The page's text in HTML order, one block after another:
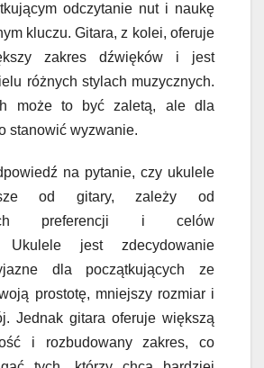
odczytanie nut i naukę
kluczu. Gitara, z kolei, oferuje
zakres dźwięków i jest
różnych stylach muzycznych.
może to być zaletą, ale dla
stanowić wyzwanie.
na pytanie, czy ukulele
od gitary, zależy od
preferencji i celów
Ukulele jest zdecydowanie
dla początkujących ze
prostotę, mniejszy rozmiar i
Jednak gitara oferuje większą
i rozbudowany zakres, co